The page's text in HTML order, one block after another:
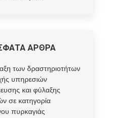
ΑΡΘΡΑ
των δραστηριοτήτων
υπηρεσιών
και φύλαξης
σε κατηγορία
πυρκαγιάς